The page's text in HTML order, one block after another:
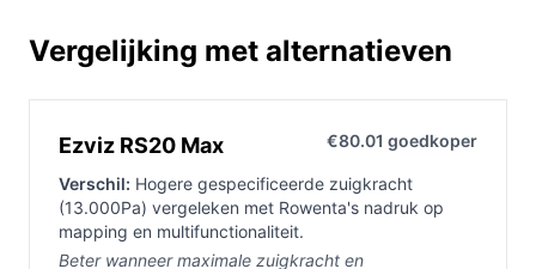
Vergelijking met alternatieven
Ezviz RS20 Max €80.01 goedkoper
Verschil: Hogere gespecificeerde zuigkracht
(13.000Pa) vergeleken met Rowenta's nadruk op
mapping en multifunctionaliteit.
Beter wanneer maximale zuigkracht en